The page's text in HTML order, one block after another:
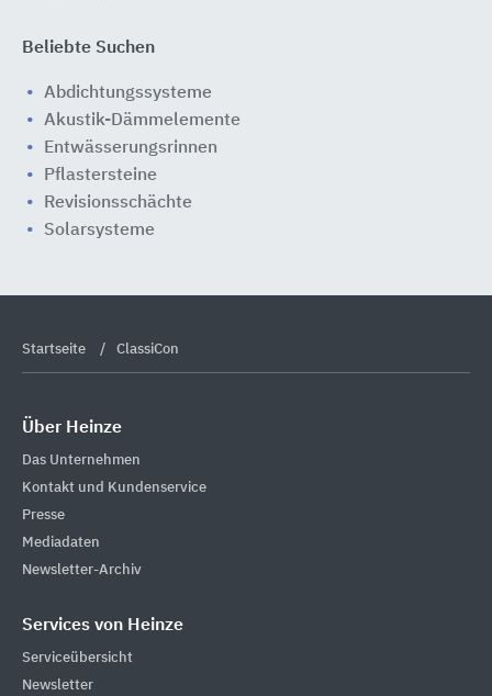
Beliebte Suchen
Abdichtungssysteme
Akustik-Dämmelemente
Entwässerungsrinnen
Pflastersteine
Revisionsschächte
Solarsysteme
Startseite ClassiCon
Über Heinze
Das Unternehmen
Kontakt und Kundenservice
Presse
Mediadaten
Newsletter-Archiv
Services von Heinze
Serviceübersicht
Newsletter